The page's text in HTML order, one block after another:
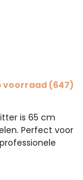
voorraad (647)
is 65 cm
Perfect voor